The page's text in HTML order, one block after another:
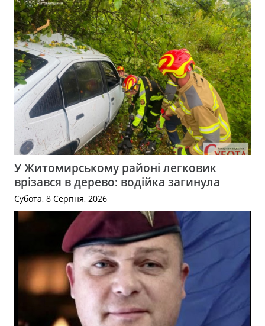
У Житомирському районі легковик
врізався в дерево: водійка загинула
Субота, 8 Серпня, 2026